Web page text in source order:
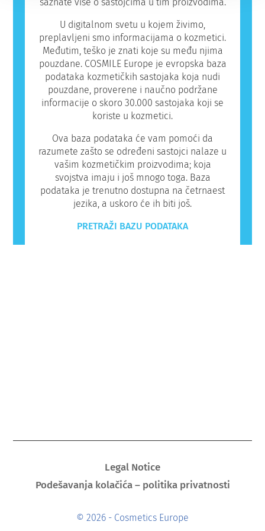
U digitalnom svetu u kojem živimo,
preplavljeni smo informacijama o kozmetici.
Međutim, teško je znati koje su među njima
pouzdane. COSMILE Europe je evropska baza
podataka kozmetičkih sastojaka koja nudi
pouzdane, proverene i naučno podržane
informacije o skoro 30.000 sastojaka koji se
koriste u kozmetici.
Ova baza podataka će vam pomoći da
razumete zašto se određeni sastojci nalaze u
vašim kozmetičkim proizvodima; koja
svojstva imaju i još mnogo toga. Baza
podataka je trenutno dostupna na četrnaest
jezika, a uskoro će ih biti još.
PRETRAŽI BAZU PODATAKA
Legal Notice
Podešavanja kolačića – politika privatnosti
© 2026 - Cosmetics Europe